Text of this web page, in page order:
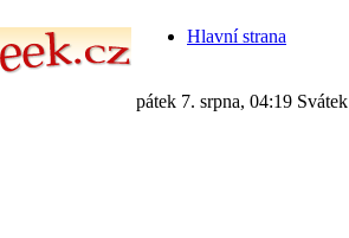
Hlavní strana
pátek 7. srpna, 04:19